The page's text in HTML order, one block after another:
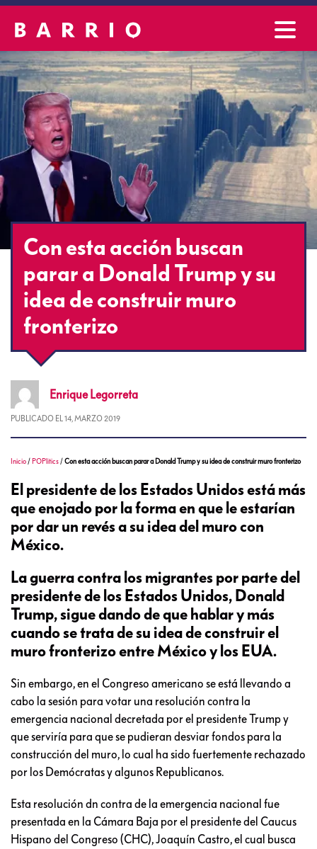
Con esta acción buscan
parar a Donald Trump y su
idea de construir muro
fronterizo
Enrique Legorreta
PUBLICADO EL 14, MARZO 2019
Inicio / POPlitics /Con esta acción buscan parar a Donald Trump y su idea de construir muro fronterizo
El presidente de los Estados Unidos está más
que enojado por la forma en que le estarían
por dar un revés a su idea del muro con
México.
La guerra contra los migrantes por parte del
presidente de los Estados Unidos, Donald
Trump, sigue dando de que hablar y más
cuando se trata de su idea de construir el
muro fronterizo entre México y los EUA.
Sin embargo, en el Congreso americano se está llevando a
cabo la sesión para votar una resolución contra la
emergencia nacional decretada por el presidente Trump y
que serviría para que se pudieran desviar fondos para la
construcción del muro, lo cual ha sido fuertemente rechazado
por los Demócratas y algunos Republicanos.
Esta resolución dn contra de la emergencia nacional fue
presentada en la Cámara Baja por el presidente del Caucus
Hispano del Congreso (CHC), Joaquín Castro, el cual busca